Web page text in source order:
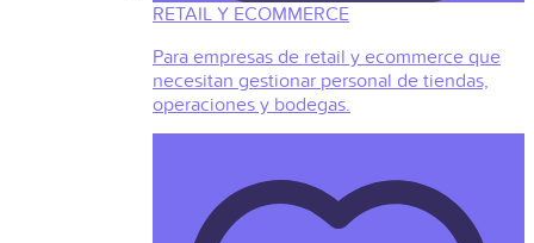
RETAIL Y ECOMMERCE
Para empresas de retail y ecommerce que
necesitan gestionar personal de tiendas,
operaciones y bodegas.